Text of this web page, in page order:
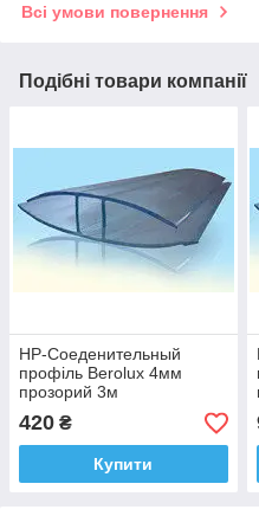
Всі умови повернення
Подібні товари компанії
НР-Соеденительный
профіль Berolux 4мм
прозорий 3м
420 ₴
Купити